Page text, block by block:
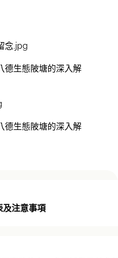
念.jpg
德生態陂塘的深入解
德生態陂塘的深入解
及注意事項